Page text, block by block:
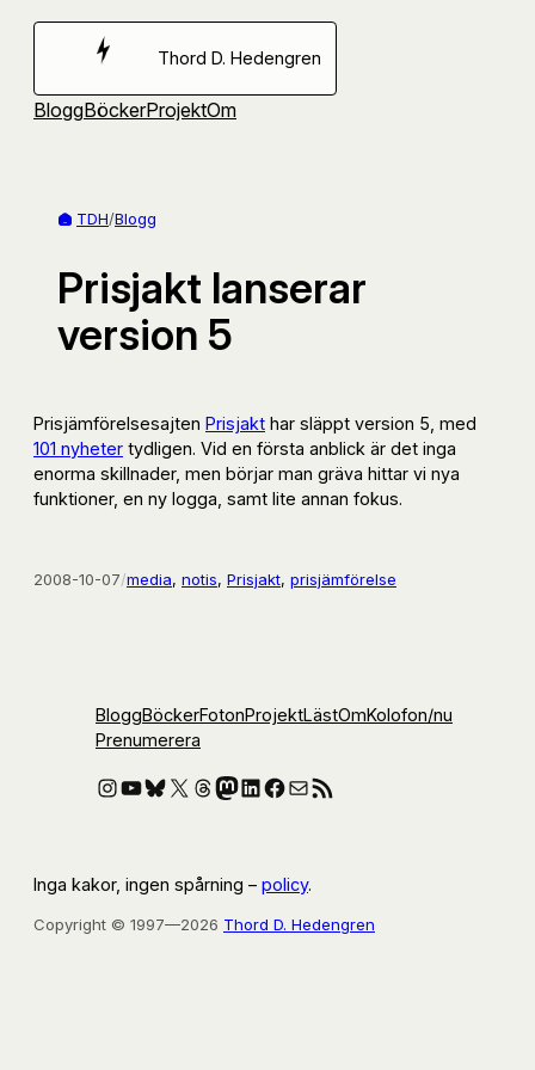
Hoppa
Thord D. Hedengren
BloggBöckerProjektOm
TDH/Blogg
Prisjakt lanserar
version 5
Prisjämförelsesajten Prisjakt har släppt version 5, med
101 nyheter tydligen. Vid en första anblick är det inga
enorma skillnader, men börjar man gräva hittar vi nya
funktioner, en ny logga, samt lite annan fokus.
2008-10-07/media, notis, Prisjakt, prisjämförelse
BloggBöckerFotonProjektLästOmKolofon/nu
Prenumerera
Instagram
YouTube
Bluesky
X Threads
Mastodon
LinkedIn
Facebook
E-postRSS-flöde
Inga kakor, ingen spårning – policy.
Copyright © 1997—2026 Thord D. Hedengren